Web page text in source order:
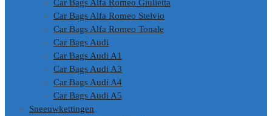
Car Bags Alfa Romeo Giulietta
Car Bags Alfa Romeo Stelvio
Car Bags Alfa Romeo Tonale
Car Bags Audi
Car Bags Audi A1
Car Bags Audi A3
Car Bags Audi A4
Car Bags Audi A5
Sneeuwkettingen